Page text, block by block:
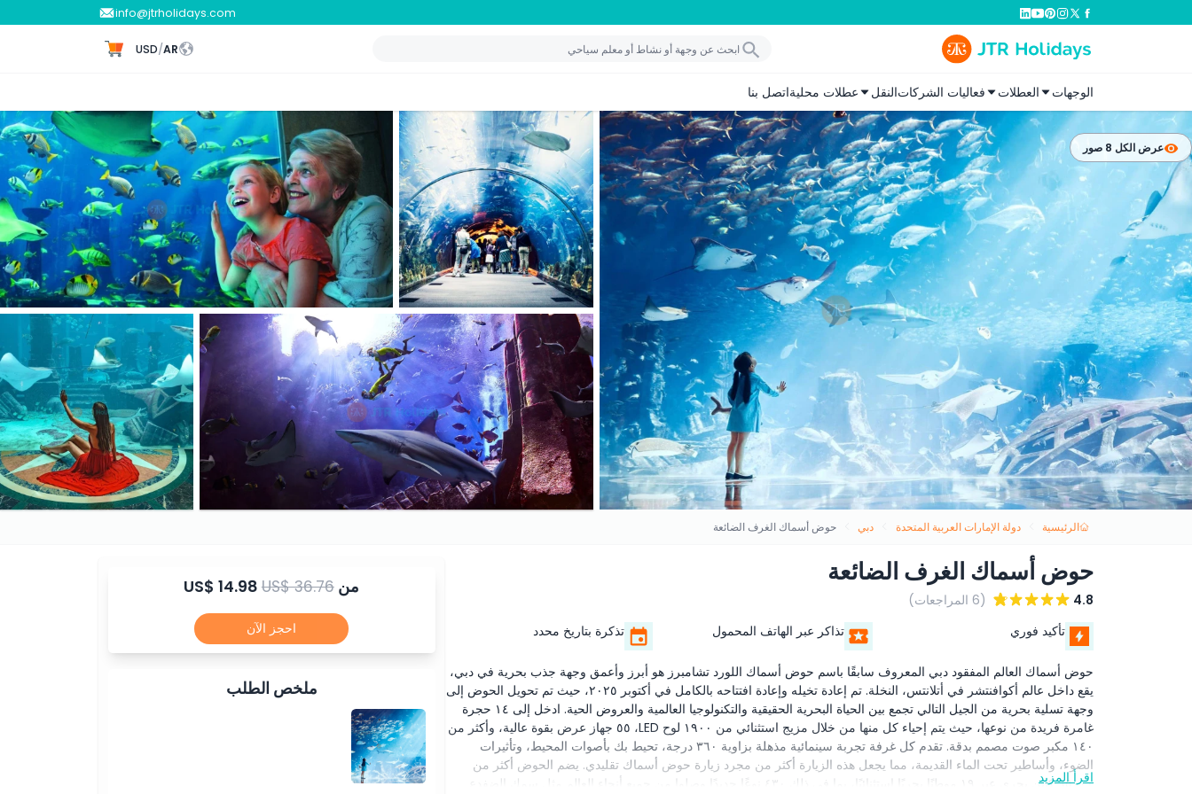
info@jtrholidays.com
AR
/
USD
الوجهات العطلات فعاليات الشركاتالنقل عطلات محليةاتصل بنا
عرض الكل 8 صور
الرئيسية دولة الإمارات العربية المتحدة دبي حوض أسماك الغرف الضائعة
حوض أسماك الغرف الضائعة
4.8
(6 المراجعات)
تأكيد فوري
تذاكر عبر الهاتف المحمول تذكرة بتاريخ محدد
حوض أسماك العالم المفقود دبي المعروف سابقًا باسم حوض أسماك اللورد تشامبرز هو أبرز وأعمق وجهة جذب بحرية في دبي،
يقع داخل عالم أكوافنتشر في أتلانتس، النخلة. تم إعادة تخيله وإعادة افتتاحه بالكامل في أكتوبر ٢٠٢٥، حيث تم تحويل الحوض إلى
وجهة تسلية بحرية من الجيل التالي تجمع بين الحياة البحرية الحقيقية والتكنولوجيا العالمية والعروض الحية. ادخل إلى ١٤ حجرة
غامرة فريدة من نوعها، حيث يتم إحياء كل منها من خلال مزيج استثنائي من ١٩٠٠ لوح LED، ٥٥ جهاز عرض بقوة عالية، وأكثر من
١٤٠ مكبر صوت مصمم بدقة. تقدم كل غرفة تجربة سينمائية مذهلة بزاوية ٣٦٠ درجة، تحيط بك بأصوات المحيط، وتأثيرات
الضوء، وأساطير تحت الماء القديمة، مما يجعل هذه الزيارة أكثر من مجرد زيارة حوض أسماك تقليدي. يضم الحوض أكثر من
٦٥٠٠٠ كائن بحري عبر ١٩ موطنًا بحريًا استثنائيًا، بما في ذلك ٤٣٠ نوعًا جديدًا وصلوا من جميع أنحاء العالم مثل سمك الضفدع
اقرأ المزيد
من US$ 14.98US$ 36.76
احجز الآن
ملخص الطلب